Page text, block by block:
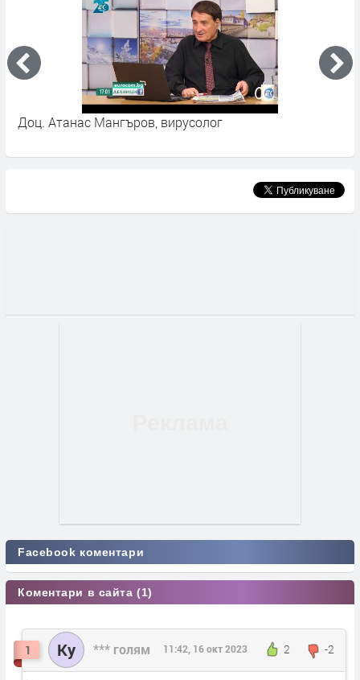
Доц. Атанас Мангъров, вирусолог
Facebook коментари
Коментари в сайта (1)
1 Ку *** голям 2 -2
11:42, 16 окт 2023